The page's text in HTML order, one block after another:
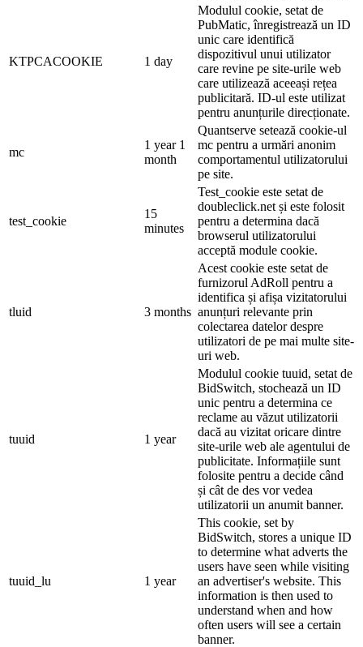
KTPCACOOKIE 1 day
Modulul cookie, setat de
PubMatic, înregistrează un ID
unic care identifică
dispozitivul unui utilizator
care revine pe site-urile web
care utilizează aceeași rețea
publicitară. ID-ul este utilizat
pentru anunțurile direcționate.
mc
1 year 1
month
Quantserve setează cookie-ul
mc pentru a urmări anonim
comportamentul utilizatorului
pe site.
test_cookie
15
minutes
Test_cookie este setat de
doubleclick.net și este folosit
pentru a determina dacă
browserul utilizatorului
acceptă module cookie.
tluid 3 months
Acest cookie este setat de
furnizorul AdRoll pentru a
identifica și afișa vizitatorului
anunțuri relevante prin
colectarea datelor despre
utilizatori de pe mai multe site-
uri web.
tuuid 1 year
Modulul cookie tuuid, setat de
BidSwitch, stochează un ID
unic pentru a determina ce
reclame au văzut utilizatorii
dacă au vizitat oricare dintre
site-urile web ale agentului de
publicitate. Informațiile sunt
folosite pentru a decide când
și cât de des vor vedea
utilizatorii un anumit banner.
tuuid_lu 1 year
This cookie, set by
BidSwitch, stores a unique ID
to determine what adverts the
users have seen while visiting
an advertiser's website. This
information is then used to
understand when and how
often users will see a certain
banner.